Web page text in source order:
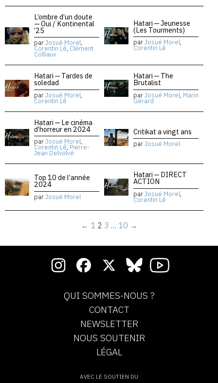
L’ombre d’un doute
— Oui / Kontinental
’25
parJosué Morel,
Corentin Lê, Clément
Colliaux
Hatari — Jeunesse
(Les Tourments)
parJosué Morel,
Corentin Lê
Hatari — Tardes de
soledad
parJosué Morel,
Corentin Lê
Hatari — The
Brutalist
parJosué Morel, Marin
Gérard
Hatari — Le cinéma
d’horreur en 2024
parJosué Morel,
Corentin Lê, Pierre-
Jean Delvolvé
Critikat a vingt ans
parJosué Morel
Top 10 de l’année
2024
parJosué Morel
Hatari — DIRECT
ACTION
parJosué Morel,
Corentin Lê
← 1 2 3 … 10 →
QUI SOMMES-NOUS ?
CONTACT
NEWSLETTER
NOUS SOUTENIR
LÉGAL
AVEC LE SOUTIEN DU